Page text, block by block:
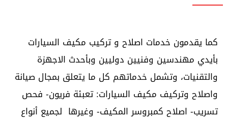
كما يقدمون خدمات اصلاح و تركيب مكيف السيارات
بأيدي مهندسين وفنيين دوليين وبأحدث الاجهزة
والتقنيات، وتشمل خدماتهم كل ما يتعلق بمجال صيانة
واصلاح وتركيف مكيف السيارات: تعبئة فريون- فحص
تسريب- اصلاح كمبروسر المكيف- وغيرها لجميع أنواع